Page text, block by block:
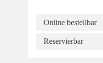
Online bestellbar
Reservierbar